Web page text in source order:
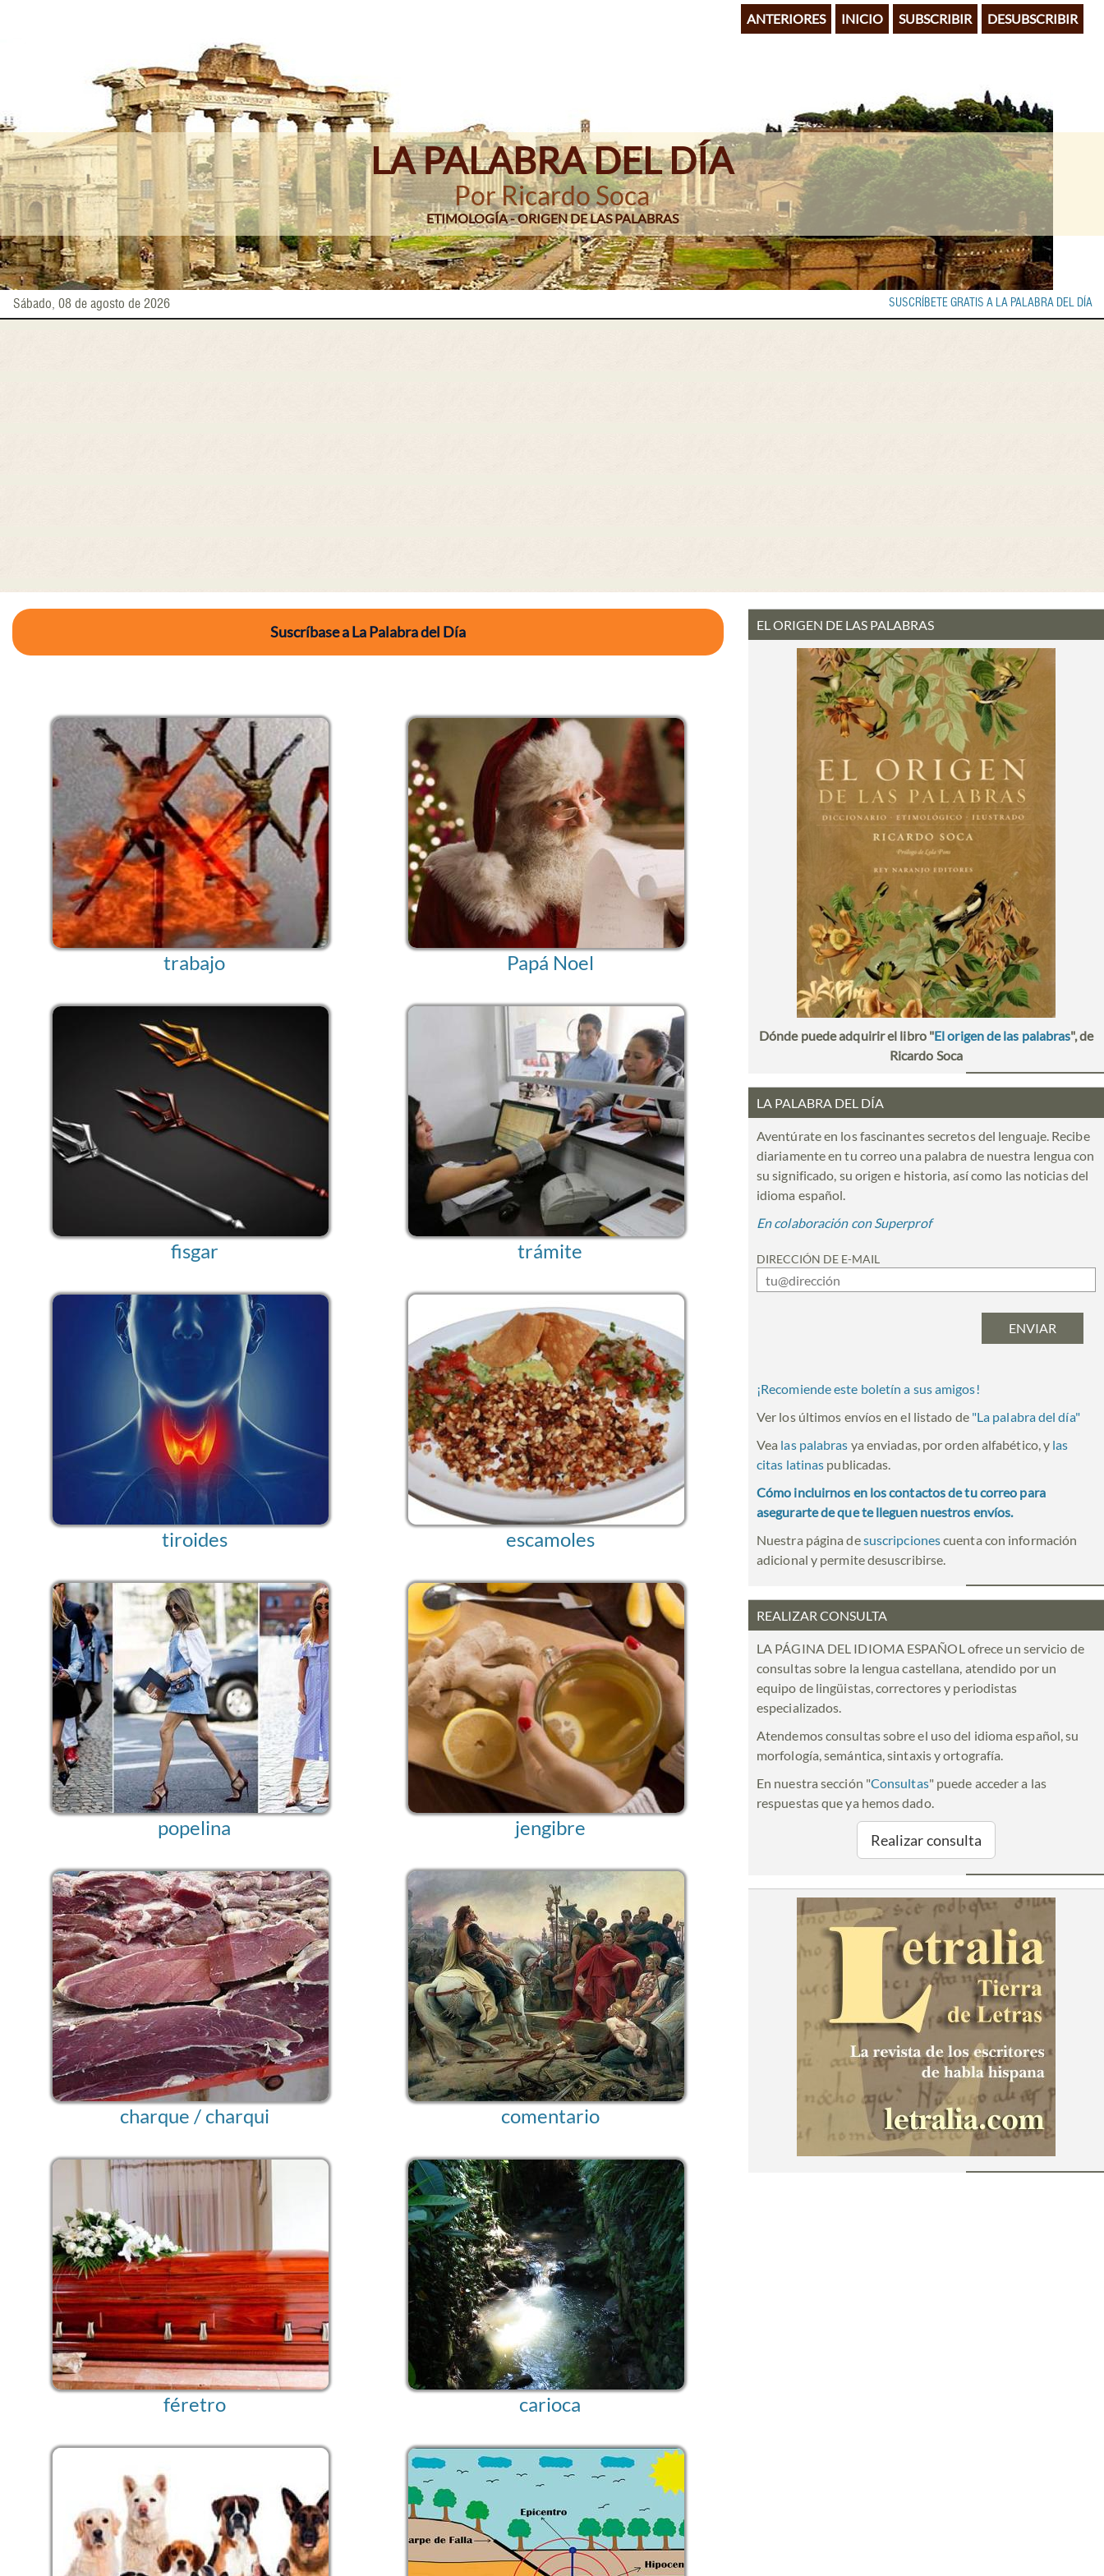
ANTERIORES INICIO SUBSCRIBIR DESUBSCRIBIR
LA PALABRA DEL DÍA
Por Ricardo Soca
ETIMOLOGÍA - ORIGEN DE LAS PALABRAS
Sábado, 08 de agosto de 2026 SUSCRÍBETE GRATIS A LA PALABRA DEL DÍA
Suscríbase a La Palabra del Día
trabajo Papá Noel
fisgar trámite
tiroides escamoles
popelina jengibre
charque / charqui comentario
féretro carioca
EL ORIGEN DE LAS PALABRAS
Dónde puede adquirir el libro "El origen de las palabras", de
Ricardo Soca
LA PALABRA DEL DÍA
Aventúrate en los fascinantes secretos del lenguaje. Recibe
diariamente en tu correo una palabra de nuestra lengua con
su significado, su origen e historia, así como las noticias del
idioma español.
En colaboración con Superprof
DIRECCIÓN DE E-MAIL
¡Recomiende este boletín a sus amigos!
Ver los últimos envíos en el listado de "La palabra del día"
Vea las palabras ya enviadas, por orden alfabético, y las
citas latinas publicadas.
Cómo incluirnos en los contactos de tu correo para
asegurarte de que te lleguen nuestros envíos.
Nuestra página desuscripcionescuenta con información
adicional y permite desuscribirse.
REALIZAR CONSULTA
LA PÁGINA DEL IDIOMA ESPAÑOL ofrece un servicio de
consultas sobre la lengua castellana, atendido por un
equipo de lingüistas, correctores y periodistas
especializados.
Atendemos consultas sobre el uso del idioma español, su
morfología, semántica, sintaxis y ortografía.
En nuestra sección "Consultas" puede acceder a las
respuestas que ya hemos dado.
Realizar consulta